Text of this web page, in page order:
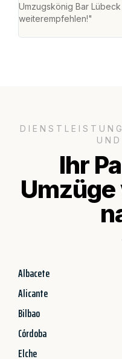
Umzugskönig Bar
weiterempfehlen!"
Ihr
Albacete
Alicante
Bilbao
Córdoba
Elche